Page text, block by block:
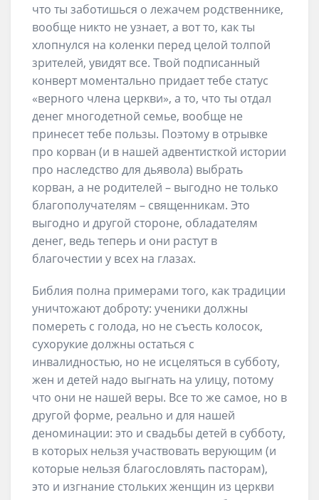
что ты заботишься о лежачем родственнике,
вообще никто не узнает, а вот то, как ты
хлопнулся на коленки перед целой толпой
зрителей, увидят все. Твой подписанный
конверт моментально придает тебе статус
«верного члена церкви», а то, что ты отдал
денег многодетной семье, вообще не
принесет тебе пользы. Поэтому в отрывке
про корван (и в нашей адвентисткой истории
про наследство для дьявола) выбрать
корван, а не родителей – выгодно не только
благополучателям – священникам. Это
выгодно и другой стороне, обладателям
денег, ведь теперь и они растут в
благочестии у всех на глазах.
Библия полна примерами того, как традиции
уничтожают доброту: ученики должны
помереть с голода, но не съесть колосок,
сухорукие должны остаться с
инвалидностью, но не исцеляться в субботу,
жен и детей надо выгнать на улицу, потому
что они не нашей веры. Все то же самое, но в
другой форме, реально и для нашей
деноминации: это и свадьбы детей в субботу,
в которых нельзя участвовать верующим (и
которые нельзя благословлять пасторам),
это и изгнание стольких женщин из церкви